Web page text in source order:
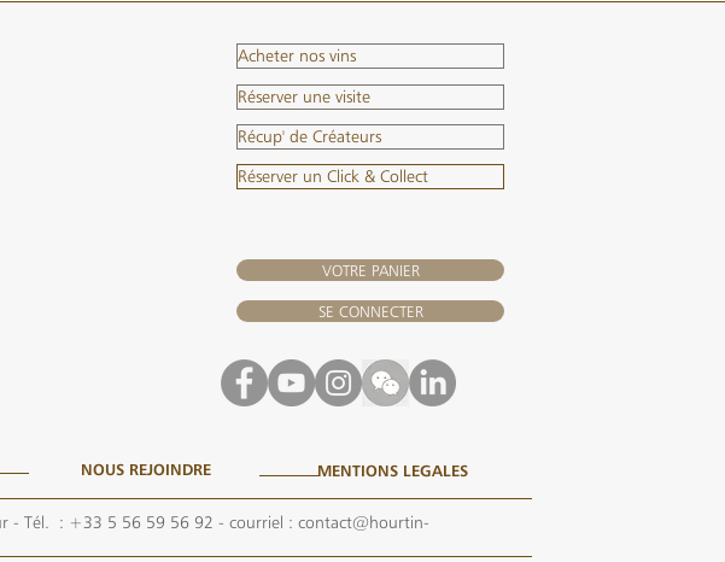
Acheter nos vins
Réserver une visite
Récup' de Créateurs
Réserver un Click & Collect
VOTRE PANIER
SE CONNECTER
NOUS REJOINDRE MENTIONS LEGALES
- Tél. : +33 5 56 59 56 92 - courriel : contact@hourtin-